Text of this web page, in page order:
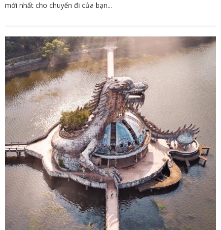
mới nhất cho chuyến đi của bạn...